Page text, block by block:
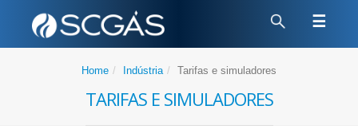
☰
Home Indústria Tarifas e simuladores
Tarifas e simuladores